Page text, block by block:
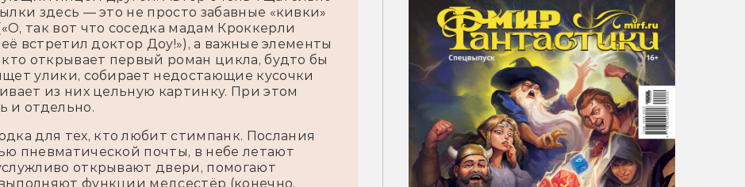
здесь — это не просто забавные «кивки»
так вот что соседка мадам Кроккерли
встретил доктор Доу!»), а важные элементы
открывает первый роман цикла, будто бы
улики, собирает недостающие кусочки
из них цельную картинку. При этом
и отдельно.
для тех, кто любит стимпанк. Послания
пневматической почты, в небе летают
открывают двери, помогают
функции медсестёр (конечно,